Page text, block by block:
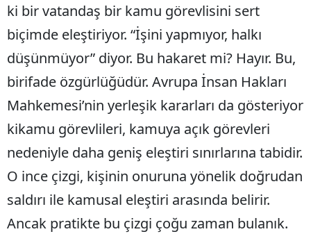
Konya
Kütahya
Malatya
Kahramanmaraş
Mardin
Muğla
Muş
ki bir vatandaş bir kamu görevlisini sert
biçimde eleştiriyor. “İşini yapmıyor, halkı
düşünmüyor” diyor. Bu hakaret mi? Hayır. Bu,
birifade özgürlüğüdür. Avrupa İnsan Hakları
Mahkemesi’nin yerleşik kararları da gösteriyor
kikamu görevlileri, kamuya açık görevleri
nedeniyle daha geniş eleştiri sınırlarına tabidir.
O ince çizgi, kişinin onuruna yönelik doğrudan
saldırı ile kamusal eleştiri arasında belirir.
Ancak pratikte bu çizgi çoğu zaman bulanık.